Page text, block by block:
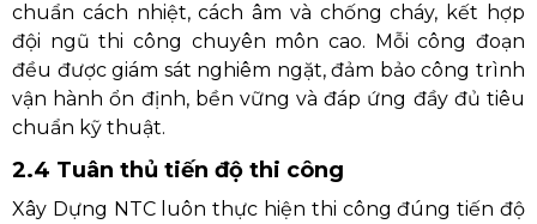
chuẩn cách nhiệt, cách âm và chống cháy, kết hợp
đội ngũ thi công chuyên môn cao. Mỗi công đoạn
đều được giám sát nghiêm ngặt, đảm bảo công trình
vận hành ổn định, bền vững và đáp ứng đầy đủ tiêu
chuẩn kỹ thuật.
2.4 Tuân thủ tiến độ thi công
Xây Dựng NTC luôn thực hiện thi công đúng tiến độ